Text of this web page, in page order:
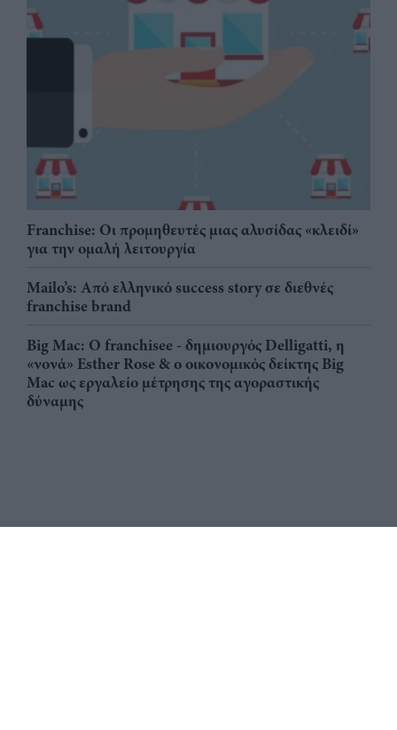
Franchise: Οι προμηθευτές μιας αλυσίδας «κλειδί»
για την ομαλή λειτουργία
Mailo’s: Από ελληνικό success story σε διεθνές
franchise brand
Big Mac: Ο franchisee - δημιουργός Delligatti, η
«νονά» Esther Rose & ο οικονομικός δείκτης Big
Mac ως εργαλείο μέτρησης της αγοραστικής
δύναμης